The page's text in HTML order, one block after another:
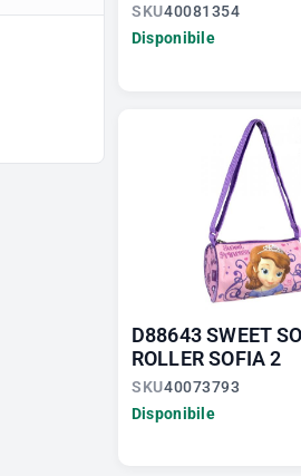
SKU40081354
Disponibile
D88643 SWEET
ROLLER SOFIA 2
SKU40073793
Disponibile